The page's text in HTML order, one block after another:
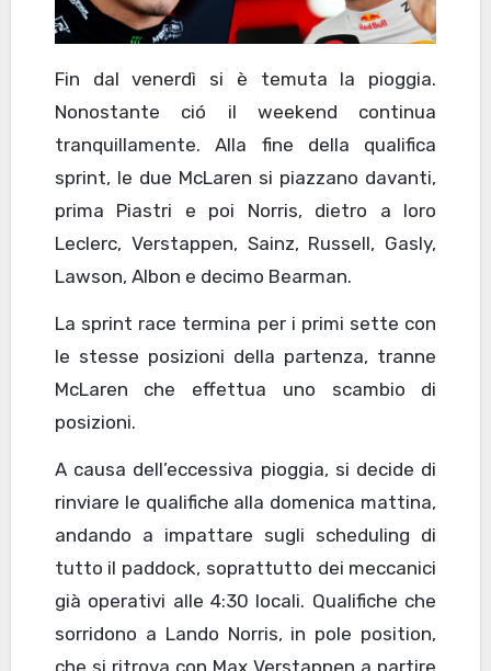
Fin dal venerdì si è temuta la pioggia.
Nonostante ció il weekend continua
tranquillamente. Alla fine della qualifica
sprint, le due McLaren si piazzano davanti,
prima Piastri e poi Norris, dietro a loro
Leclerc, Verstappen, Sainz, Russell, Gasly,
Lawson, Albon e decimo Bearman.
La sprint race termina per i primi sette con
le stesse posizioni della partenza, tranne
McLaren che effettua uno scambio di
posizioni.
A causa dell’eccessiva pioggia, si decide di
rinviare le qualifiche alla domenica mattina,
andando a impattare sugli scheduling di
tutto il paddock, soprattutto dei meccanici
già operativi alle 4:30 locali. Qualifiche che
sorridono a Lando Norris, in pole position,